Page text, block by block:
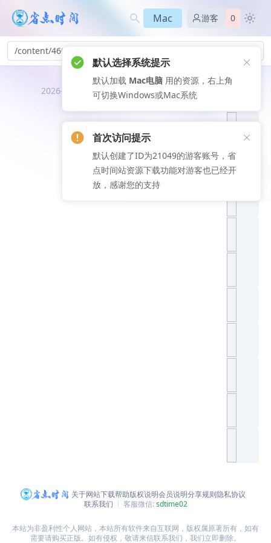
Mac 游客 0
/content/460
2026-08-06
推荐文
关于网站下载帮助版权说明会员说明分享规则隐私协议
联系我们
客服微信:sdtime02
本站为非盈利性个人网站，本站所有软件来自互联网，版权属原著所有，如有
需要请购买正版。如有侵权，敬请来信联系我们，我们立即删除。
默认选择系统提示
默认加载 Mac电脑 用的资源，右上角
可切换Windows或Mac系统
首次访问提示
默认创建了ID为21049的游客账号，省
点时间站资源下载功能对游客也已经开
放，感谢您的支持